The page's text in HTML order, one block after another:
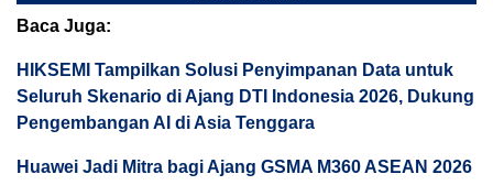
Baca Juga:
HIKSEMI Tampilkan Solusi Penyimpanan Data untuk
Seluruh Skenario di Ajang DTI Indonesia 2026, Dukung
Pengembangan AI di Asia Tenggara
Huawei Jadi Mitra bagi Ajang GSMA M360 ASEAN 2026